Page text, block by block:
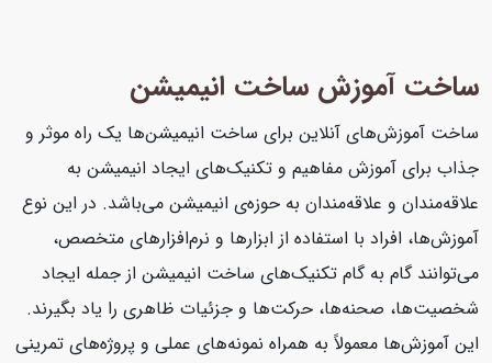
ساخت آموزش ساخت انیمیشن
ساخت آموزش‌های آنلاین برای ساخت انیمیشن‌ها یک راه موثر و
جذاب برای آموزش مفاهیم و تکنیک‌های ایجاد انیمیشن به
علاقه‌مندان و علاقه‌مندان به حوزه‌ی انیمیشن می‌باشد. در این نوع
آموزش‌ها، افراد با استفاده از ابزارها و نرم‌افزارهای متخصص،
می‌توانند گام به گام تکنیک‌های ساخت انیمیشن از جمله ایجاد
شخصیت‌ها، صحنه‌ها، حرکت‌ها و جزئیات ظاهری را یاد بگیرند.
این آموزش‌ها معمولاً به همراه نمونه‌های عملی و پروژه‌های تمرینی